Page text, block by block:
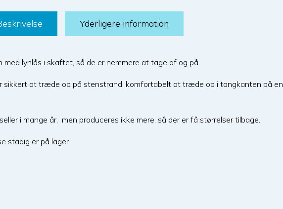
Yderligere information
lynlås i skaftet, så de er nemmere at tage af og på.
sikkert at træde op på stenstrand, komfortabelt at træde op i tangkanten på en
i mange år, men produceres ikke mere, så der er få størrelser tilbage.
stadig er på lager.